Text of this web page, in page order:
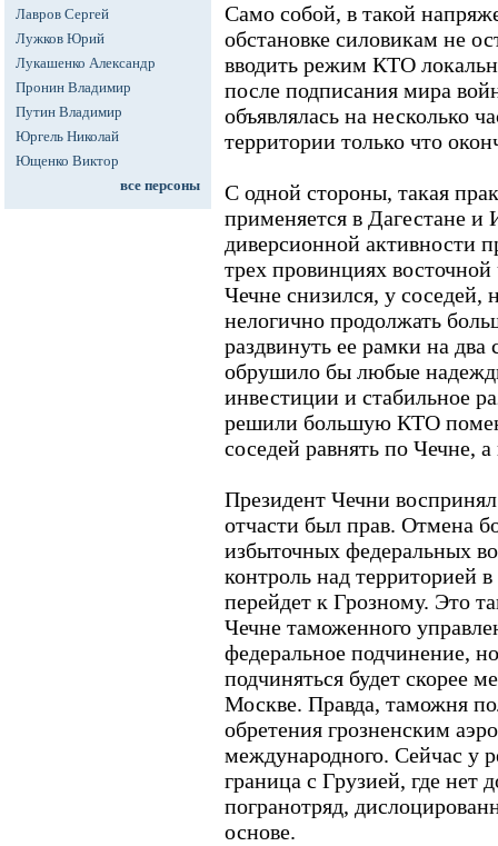
Лавров Сергей
Лужков Юрий
Лукашенко Александр
Пронин Владимир
Путин Владимир
Юргель Николай
Ющенко Виктор
все персоны
Само собой, в такой
обстановке силовикам не
вводить режим КТО
после подписания мира
объявлялась на несколько
территории только что
С одной стороны, такая
применяется в Дагестане
диверсионной активности
трех провинциях
Чечне снизился, у соседей,
нелогично продолжать
раздвинуть ее рамки на
обрушило бы любые
инвестиции и стабильное
решили большую КТО
соседей равнять по Чечне, а
Президент Чечни
отчасти был прав. Отмена
избыточных федеральных
контроль над территорией
перейдет к Грозному. Это
Чечне таможенного
федеральное подчинение,
подчиняться будет скорее
Москве. Правда, таможня
обретения грозненским
международного. Сейчас у
граница с Грузией, где нет
погранотряд,
основе.